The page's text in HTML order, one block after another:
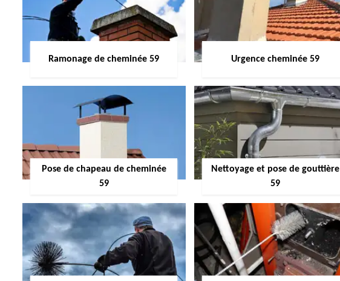
Ramonage de cheminée 59 Urgence cheminée 59
Pose de chapeau de cheminée
59
Nettoyage et pose de gouttière
59